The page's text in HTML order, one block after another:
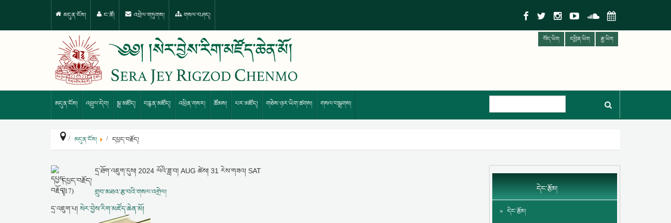
མདུན་ངོས། ང་ཚོ། འབྲེལ་གཏུགས། གསལ་བཤད།
བོད་ཡིག དབྱིན་ཡིག རྒྱ་ཡིག
མདུན་ངོས། འཕྲུལ་དེབ། སྒྲ་མཛོད། བརྙན་མཛོད། འཕྲིན་གསར། ཚོམས། པར་མཛོད། གཅེས་ཉར་ཡིག་ཚགས། གསལ་བསྒྲགས།
མདུན་ངོས། དཔྱད་བརྗོད།
དཔྱད་བརྗོད།
(17)
དྲ་ཐོག་འཇུག་དུས། 2024 ལོའི་ཟླ་བ། AUG ཚེས། 31 རེས་གཟའ། SAT
གྲུབ་མཐའ་རྩ་བའི་གསལ་འགྲེལ།
དྲ་འཇུག་པ། སེར་བྱེས་རིག་མཛོད་ཆེན་མོ།
དེང་རྩོམ།
དེང་རྩོམ།